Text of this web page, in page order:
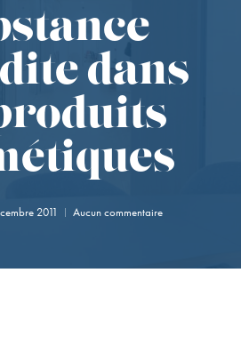
dans
2011 Aucun commentaire